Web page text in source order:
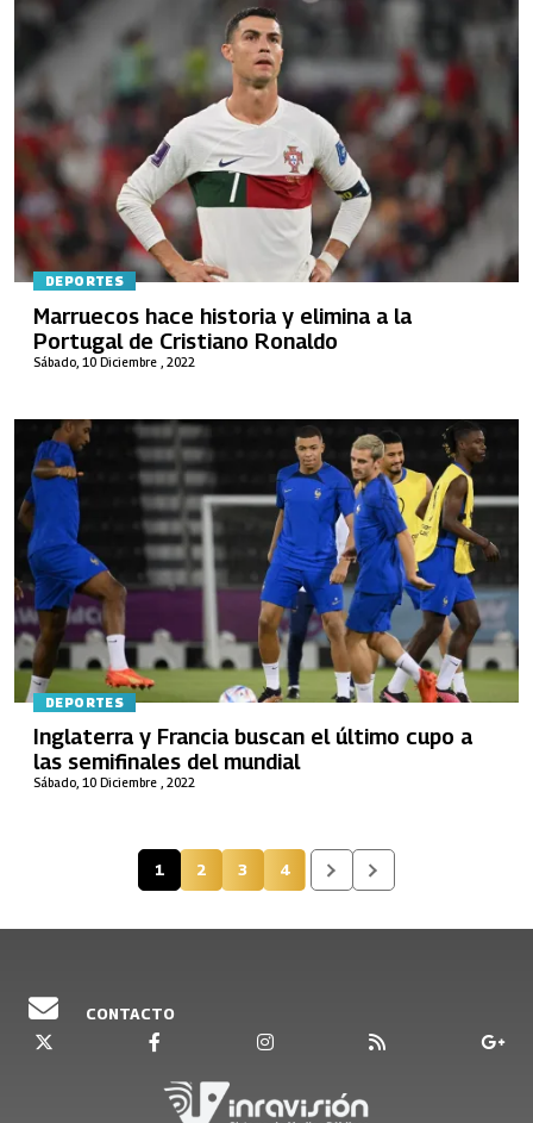
DEPORTES
Sábado, 10 Diciembre , 2022
Marruecos hace historia y elimina a la
Portugal de Cristiano Ronaldo
DEPORTES
Sábado, 10 Diciembre , 2022
Inglaterra y Francia buscan el último cupo a
las semifinales del mundial
Página actual
1 Página
2 Página
3 Página
4
CONTACTO